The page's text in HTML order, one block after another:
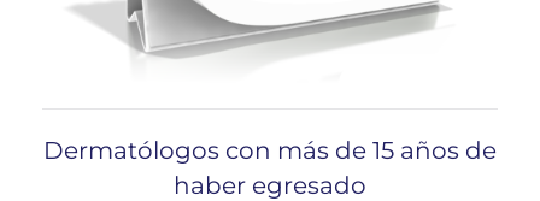
Dermatólogos con más de 15 años de
haber egresado